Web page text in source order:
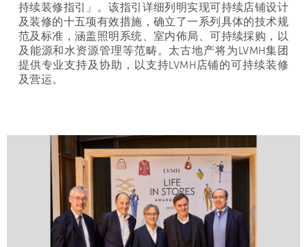
持续装修指引」。该指引详细列明实现可持续店铺设计
及装修的⼗五项有效措施，确⽴了⼀系列具体的技术规
范及标准，涵盖照明系统、室内佈局、可持续採购，以
及能源和⽔资源管理等范畴。太古地产将为LVMH集团
提供专业⽀持及协助，以支持LVMH 店铺的可持续装修
及营运。